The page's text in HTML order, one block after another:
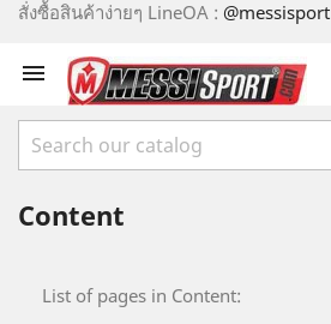
สั่งซื้อสินค้าง่ายๆ LineOA : @messisport

Content
List of pages in Content: